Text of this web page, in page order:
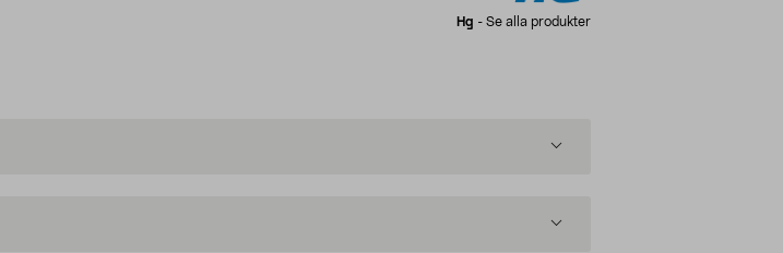
Hg - Se alla produkter